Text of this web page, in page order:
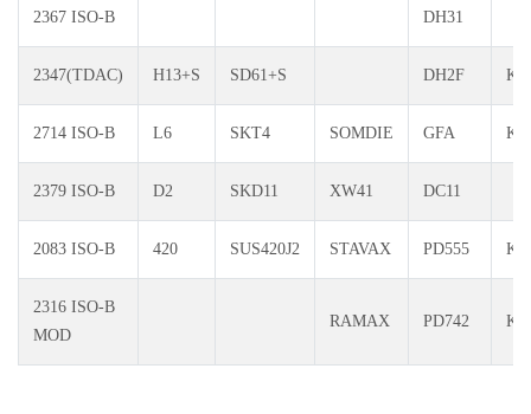
2367 ISO-B DH31
2347(TDAC) H13+S SD61+S DH2F
2714 ISO-B L6 SKT4 SOMDIE GFA
2379 ISO-B D2 SKD11 XW41 DC11
2083 ISO-B 420 SUS420J2 STAVAX PD555
2316 ISO-B
MOD
RAMAX PD742